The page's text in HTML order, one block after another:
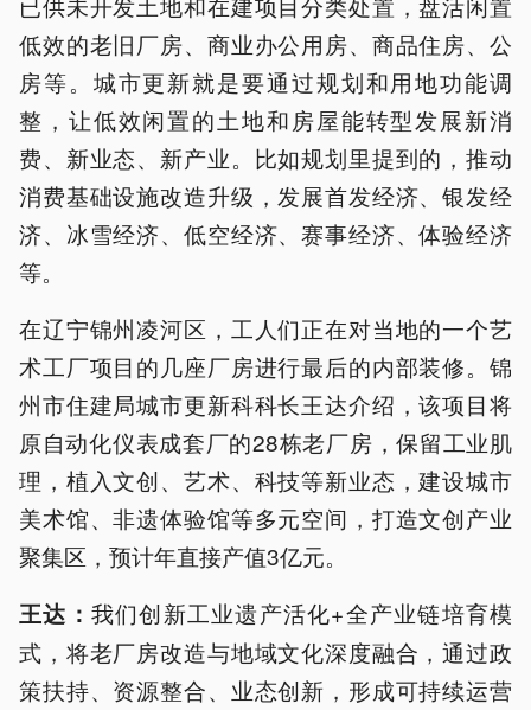
低效的老旧厂房、商业办公用房、商品住房、公
房等。城市更新就是要通过规划和用地功能调
整，让低效闲置的土地和房屋能转型发展新消
费、新业态、新产业。比如规划里提到的，推动
消费基础设施改造升级，发展首发经济、银发经
济、冰雪经济、低空经济、赛事经济、体验经济
等。
在辽宁锦州凌河区，工人们正在对当地的一个艺
术工厂项目的几座厂房进行最后的内部装修。锦
州市住建局城市更新科科长王达介绍，该项目将
原自动化仪表成套厂的28栋老厂房，保留工业肌
理，植入文创、艺术、科技等新业态，建设城市
美术馆、非遗体验馆等多元空间，打造文创产业
聚集区，预计年直接产值3亿元。
王达： 我们创新工业遗产活化+全产业链培育模
式，将老厂房改造与地域文化深度融合，通过政
策扶持、资源整合、业态创新，形成可持续运营